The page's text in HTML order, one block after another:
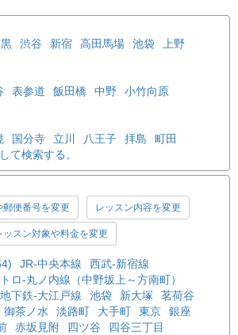
渋谷 新宿 高田馬場 池袋
上野
表参道 飯田橋 中野
小竹向原
国分寺 立川 八王子 拝島
町田
て検索する。
便番号を変更 レッスン内容を変更
スン対象や料金を変更
JR-中央本線
西武-新宿線
ロ-丸ノ内線（中野坂上～方南町）
下鉄-大江戸線 池袋 新大塚
茗荷谷
御茶ノ水 淡路町 大手町 東京
銀座
赤坂見附 四ツ谷
四谷三丁目